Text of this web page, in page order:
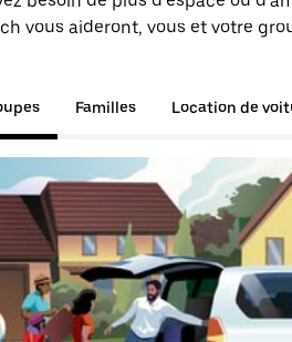
vous aideront, vous et votre
Familles Location de